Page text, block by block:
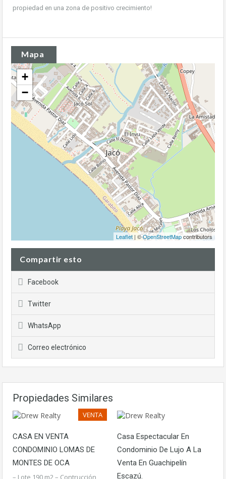
propiedad en una zona de positivo crecimiento!
Mapa
+
−
Leaflet | ©OpenStreetMapcontributors
Compartir esto
Facebook
Twitter
WhatsApp
Correo electrónico
Propiedades Similares
VENTA
CASA EN VENTA
CONDOMINIO LOMAS DE
MONTES DE OCA
– Lote 190 m2 – Contrucción
Casa Espectacular En
Condominio De Lujo A La
Venta En Guachipelín
Escazú.